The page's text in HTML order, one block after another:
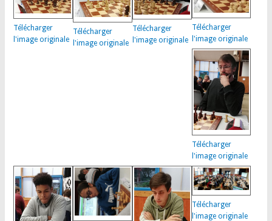
Télécharger
l'image originale
Télécharger
l'image originale
Télécharger
l'image originale
Télécharger
l'image originale
Télécharger
l'image originale
Télécharger
l'image originale